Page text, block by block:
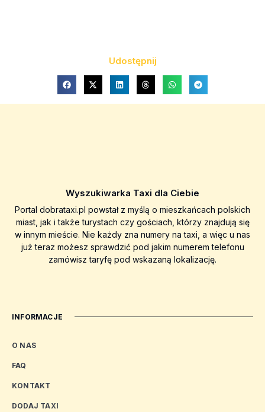
Udostępnij
Wyszukiwarka Taxi dla Ciebie
Portal dobrataxi.pl powstał z myślą o mieszkańcach polskich
miast, jak i także turystach czy gościach, którzy znajdują się
w innym mieście. Nie każdy zna numery na taxi, a więc u nas
już teraz możesz sprawdzić pod jakim numerem telefonu
zamówisz taryfę pod wskazaną lokalizację.
INFORMACJE
O NAS
FAQ
KONTAKT
DODAJ TAXI